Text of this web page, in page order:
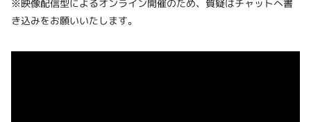
※映像配信型によるオンライン開催のため、質疑はチャットへ書
き込みをお願いいたします。